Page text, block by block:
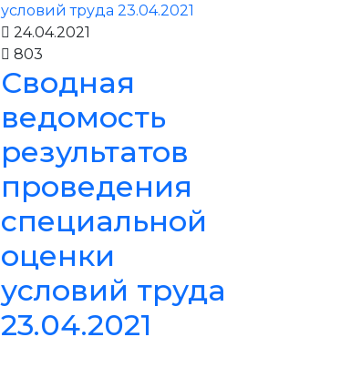
24.04.2021
803
Сводная
ведомость
результатов
проведения
специальной
оценки
условий труда
23.04.2021